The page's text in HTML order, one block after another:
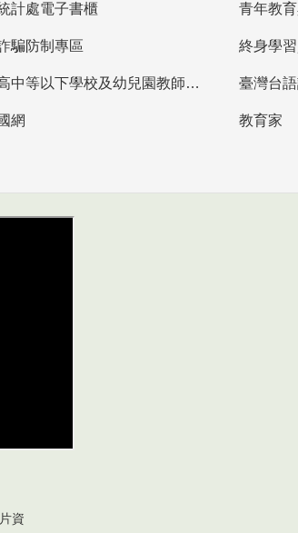
計處電子書櫃 青年教
騙防制專區 終身學
教育部高中等以下學校及幼兒園教師資格檢定考試 臺灣台
網
教育家
資